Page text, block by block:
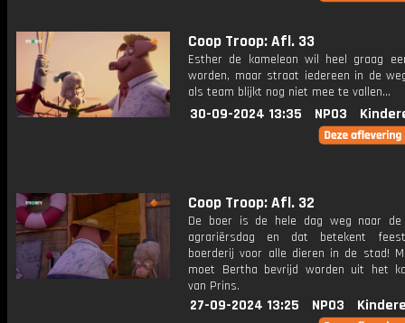
Coop Troop: Afl. 33
Esther de kameleon wil heel graag
worden, maar straat iedereen in de
als team blijkt nog niet mee te vallen...
30-09-2024 13:35 NPO3
Coop Troop: Afl. 32
De boer is de hele dag weg naar de
agrariërsdag en dat betekent
boerderij voor alle dieren in de stad!
moet Bertha bevrijd worden uit het
van Prins.
27-09-2024 13:25 NPO3